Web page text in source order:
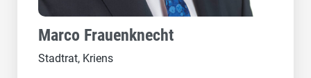
Marco Frauenknecht
Stadtrat, Kriens